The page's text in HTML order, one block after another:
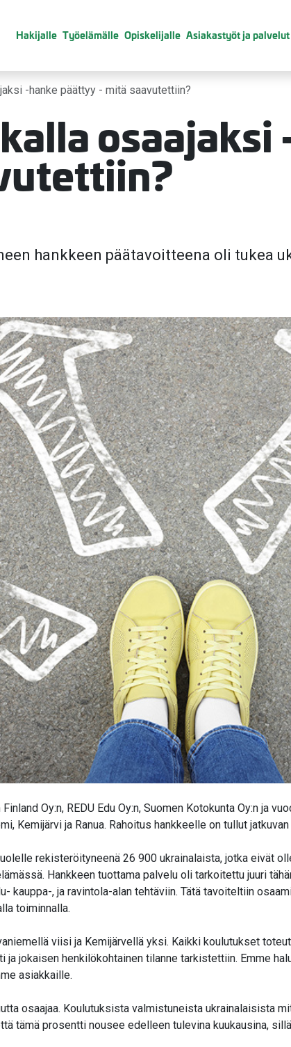
Hakijalle Työelämälle Opiskelijalle Asiakastyöt ja palvelut
-hanke päättyy - mitä saavutettiin?
hankkeen päätavoitteena oli tukea
Oy:n, REDU Edu Oy:n, Suomen Kotokunta Oy:n ja
Kemijärvi ja Ranua. Rahoitus hankkeelle on tullut
rekisteröityneenä 26 900 ukrainalaista, jotka eivät
Hankkeen tuottama palvelu oli tarkoitettu juuri
kauppa-, ja ravintola-alan tehtäviin. Tätä tavoiteltiin
toiminnalla.
viisi ja Kemijärvellä yksi. Kaikki koulutukset
jokaisen henkilökohtainen tilanne tarkistettiin. Emme
asiakkaille.
osaajaa. Koulutuksista valmistuneista ukrainalaisista
tämä prosentti nousee edelleen tulevina kuukausina,